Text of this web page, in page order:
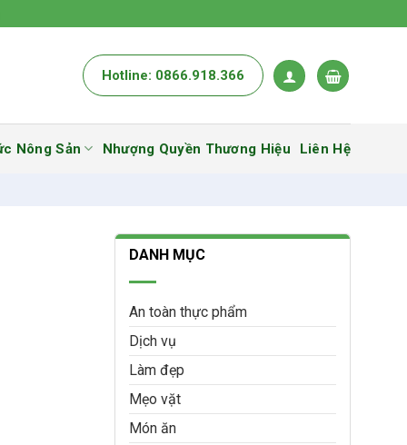
Hotline: 0866.918.366
Nông Sản Nhượng Quyền Thương Hiệu Liên Hệ
DANH MỤC
An toàn thực phẩm
Dịch vụ
Làm đẹp
Mẹo vặt
Món ăn